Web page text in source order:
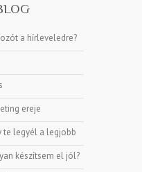
a hírleveledre?
ereje
te legyél a legjobb
készítsem el jól?